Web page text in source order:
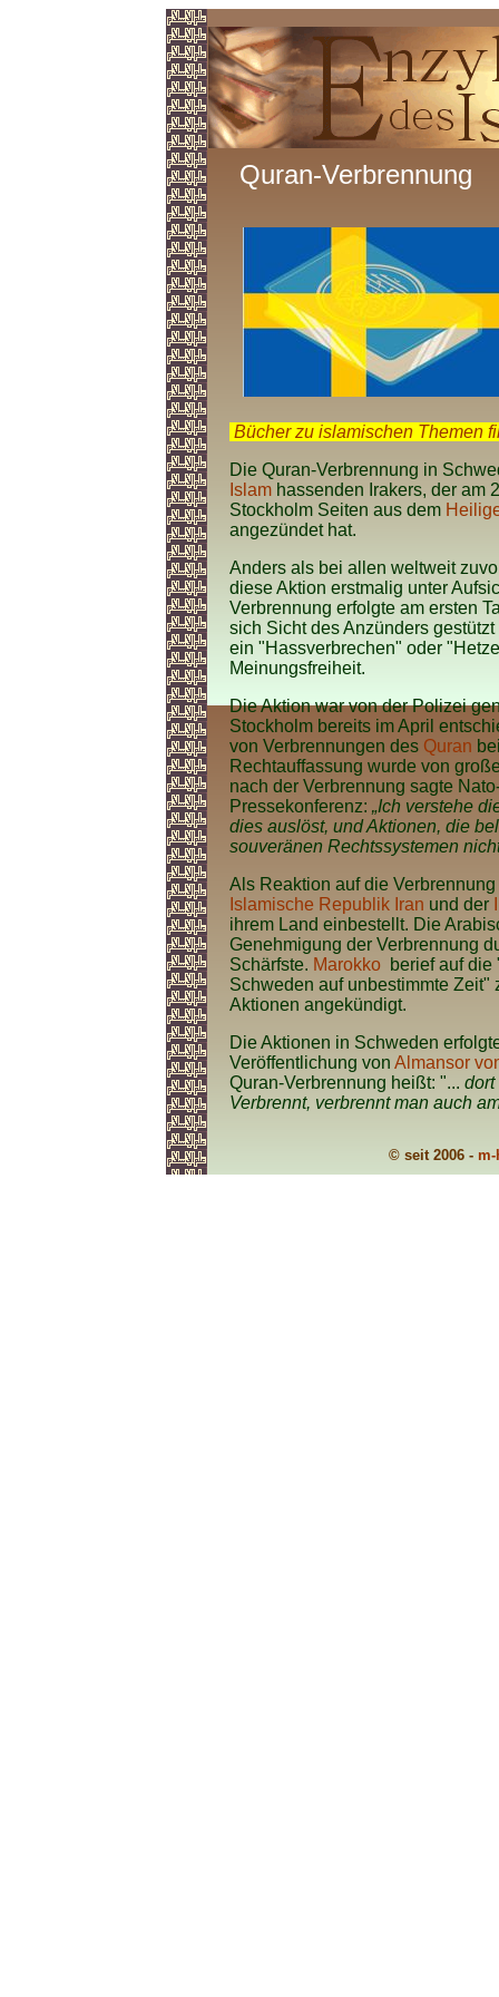
Quran-Verbrennung
Bücher zu islamischen Themen
Die Quran-Verbrennung in
Islam hassenden Irakers, der am
Stockholm Seiten aus dem
angezündet hat.
Anders als bei allen weltweit
diese Aktion erstmalig unter
Verbrennung erfolgte am ersten
sich Sicht des Anzünders
ein "Hassverbrechen" oder
Meinungsfreiheit.
Die Aktion war von der Polizei
Stockholm bereits im April
von Verbrennungen des Quran
Rechtauffassung wurde von
nach der Verbrennung sagte
Pressekonferenz: „Ich verstehe
dies auslöst, und Aktionen, die
souveränen Rechtssystemen
Als Reaktion auf die
Islamische Republik Iran und der
ihrem Land einbestellt. Die
Genehmigung der Verbrennung
Schärfste. Marokko berief auf
Schweden auf unbestimmte
Aktionen angekündigt.
Die Aktionen in Schweden
Veröffentlichung von Almansor
Quran-Verbrennung heißt: "... dort
Verbrennt, verbrennt man auch
© seit 2006 -